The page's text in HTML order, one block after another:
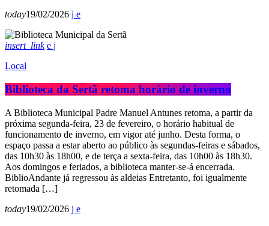
today19/02/2026
insert_link
Local
Biblioteca da Sertã retoma horário de inverno
A Biblioteca Municipal Padre Manuel Antunes retoma, a partir da
próxima segunda-feira, 23 de fevereiro, o horário habitual de
funcionamento de inverno, em vigor até junho. Desta forma, o
espaço passa a estar aberto ao público às segundas-feiras e sábados,
das 10h30 às 18h00, e de terça a sexta-feira, das 10h00 às 18h30.
Aos domingos e feriados, a biblioteca manter-se-á encerrada.
BiblioAndante já regressou às aldeias Entretanto, foi igualmente
retomada […]
today19/02/2026